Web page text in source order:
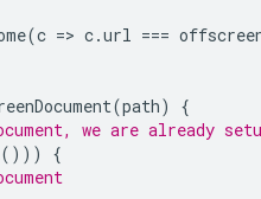
(c => c.url ===
(path)
{
we are already
()))
{